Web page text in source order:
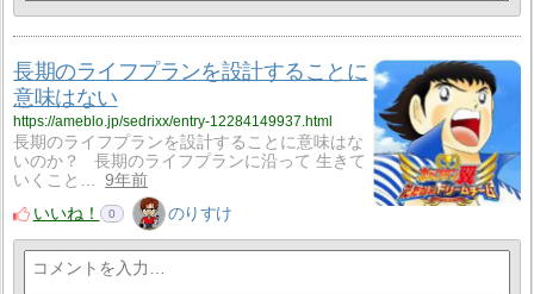
長期のライフプランを設計することに
意味はない
https://ameblo.jp/sedrixx/entry-12284149937.html
長期のライフプランを設計することに意味はな
いのか？ 長期のライフプランに沿って 生きて
いくこと…
9年前
いいね！
0 のりすけ